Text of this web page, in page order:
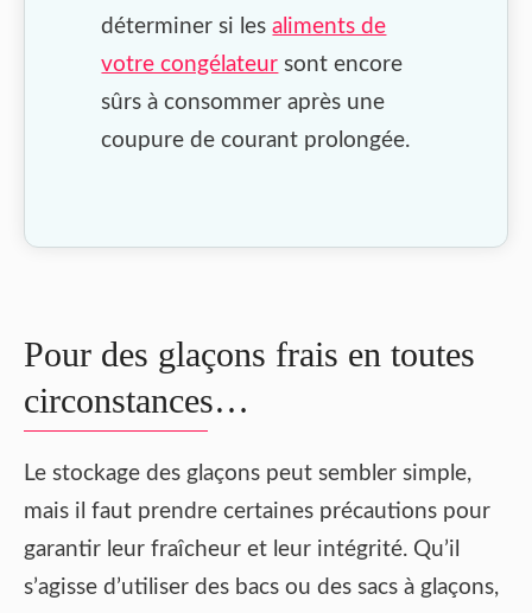
déterminer si lesaliments de
votre congélateur sont encore
sûrs à consommer après une
coupure de courant prolongée.
Pour des glaçons frais en toutes
circonstances…
Le stockage des glaçons peut sembler simple,
mais il faut prendre certaines précautions pour
garantir leur fraîcheur et leur intégrité. Qu’il
s’agisse d’utiliser des bacs ou des sacs à glaçons,